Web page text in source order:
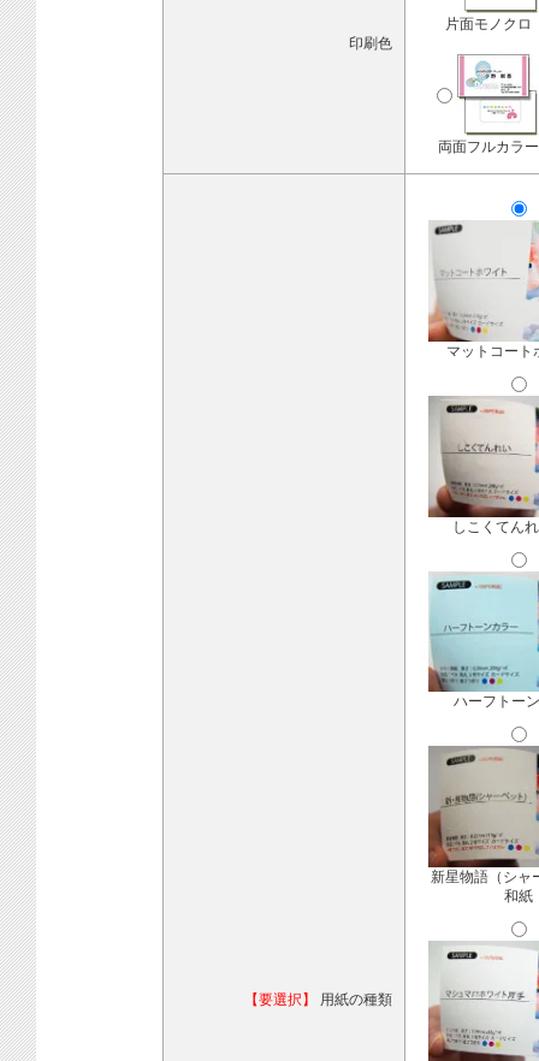
印刷色
片面モノクロ
両面フルカラー
【要選択】 用紙の種類
マットコート
しこくてん
ハーフトー
新星物語（シャ
和紙